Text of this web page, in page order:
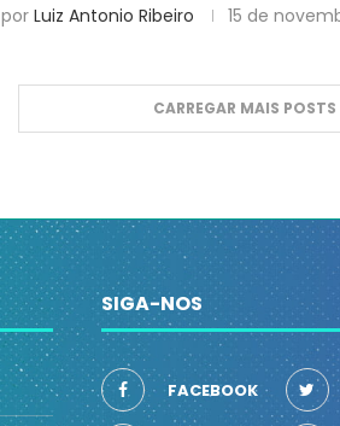
por Luiz Antonio Ribeiro 15 de
CARREGAR MAIS POSTS
SIGA-NOS
FACEBOOK